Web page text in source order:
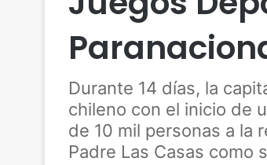
Durante 14 días, la
chileno con el inicio de
de 10 mil personas a la
Padre Las Casas como